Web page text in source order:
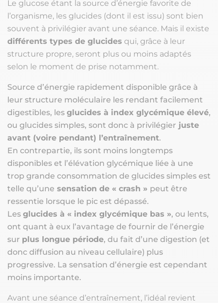
Le glucose étant la source d’énergie favorite de
l’organisme, les glucides (dont il est issu) sont bien
souvent à privilégier avant une séance. Mais il existe
différents types de glucides qui, grâce à leur
structure propre, seront plus ou moins adaptés
selon le moment de prise notamment.
Source d’énergie rapidement disponible grâce à
leur structure moléculaire les rendant facilement
digestibles, les glucides à index glycémique élevé,
ou glucides simples, sont donc à privilégier juste
avant (voire pendant) l’entraînement.
En contrepartie, ils sont moins longtemps
disponibles et l’élévation glycémique liée à une
trop grande consommation de glucides simples est
telle qu’une sensation de « crash » peut être
ressentie lorsque le pic est dépassé.
Les glucides à « index glycémique bas », ou lents,
ont quant à eux l’avantage de fournir de l’énergie
sur plus longue période, du fait d’une digestion (et
donc diffusion au niveau cellulaire) plus
progressive. La sensation d’énergie est cependant
moins importante.
Avant une séance d’entraînement, l’idéal revient